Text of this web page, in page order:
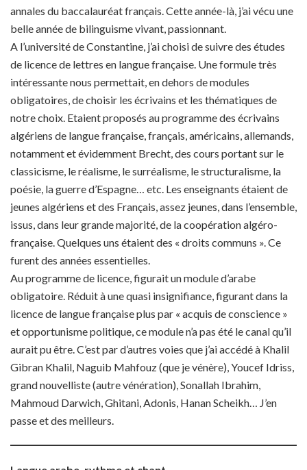
annales du baccalauréat français. Cette année-là, j’ai vécu une
belle année de bilinguisme vivant, passionnant.
A l’université de Constantine, j’ai choisi de suivre des études
de licence de lettres en langue française. Une formule très
intéressante nous permettait, en dehors de modules
obligatoires, de choisir les écrivains et les thématiques de
notre choix. Etaient proposés au programme des écrivains
algériens de langue française, français, américains, allemands,
notamment et évidemment Brecht, des cours portant sur le
classicisme, le réalisme, le surréalisme, le structuralisme, la
poésie, la guerre d’Espagne… etc. Les enseignants étaient de
jeunes algériens et des Français, assez jeunes, dans l’ensemble,
issus, dans leur grande majorité, de la coopération algéro-
française. Quelques uns étaient des « droits communs ». Ce
furent des années essentielles.
Au programme de licence, figurait un module d’arabe
obligatoire. Réduit à une quasi insignifiance, figurant dans la
licence de langue française plus par « acquis de conscience »
et opportunisme politique, ce module n’a pas été le canal qu’il
aurait pu être. C’est par d’autres voies que j’ai accédé à Khalil
Gibran Khalil, Naguib Mahfouz (que je vénère), Youcef Idriss,
grand nouvelliste (autre vénération), Sonallah Ibrahim,
Mahmoud Darwich, Ghitani, Adonis, Hanan Scheikh… J’en
passe et des meilleurs.